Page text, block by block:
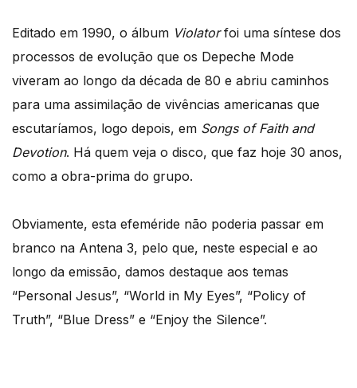
Editado em 1990, o álbum Violatorfoi uma síntese dos
processos de evolução que os Depeche Mode
viveram ao longo da década de 80 e abriu caminhos
para uma assimilação de vivências americanas que
escutaríamos, logo depois, em Songs of Faith and
Devotion. Há quem veja o disco, que faz hoje 30 anos,
como a obra-prima do grupo.
Obviamente, esta efeméride não poderia passar em
branco na Antena 3, pelo que, neste especial e ao
longo da emissão, damos destaque aos temas
“Personal Jesus”, “World in My Eyes”, “Policy of
Truth”, “Blue Dress” e “Enjoy the Silence”.